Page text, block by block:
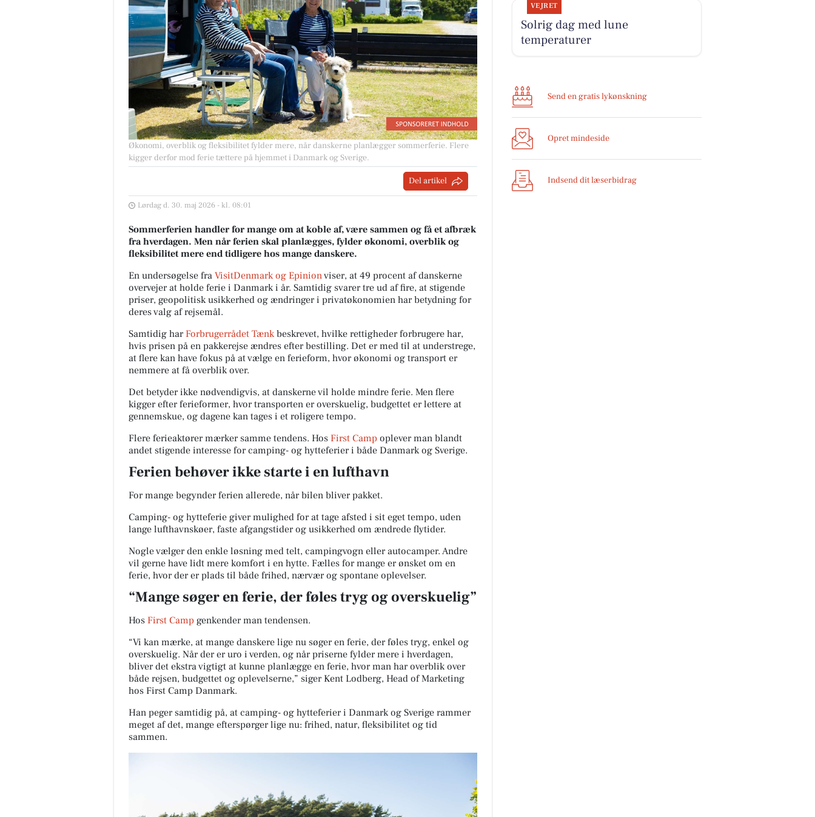
Økonomi, overblik og fleksibilitet fylder mere, når danskerne planlægger sommerferie. Flere
kigger derfor mod ferie tættere på hjemmet i Danmark og Sverige.
Del artikel
Lørdag d. 30. maj 2026 - kl. 08:01
Sommerferien handler for mange om at koble af, være sammen og få et afbræk
fra hverdagen. Men når ferien skal planlægges, fylder økonomi, overblik og
fleksibilitet mere end tidligere hos mange danskere.
En undersøgelse fra VisitDenmark og Epinionviser, at 49 procent af danskerne
overvejer at holde ferie i Danmark i år. Samtidig svarer tre ud af fire, at stigende
priser, geopolitisk usikkerhed og ændringer i privatøkonomien har betydning for
deres valg af rejsemål.
Samtidig har Forbrugerrådet Tænkbeskrevet, hvilke rettigheder forbrugere har,
hvis prisen på en pakkerejse ændres efter bestilling. Det er med til at understrege,
at flere kan have fokus på at vælge en ferieform, hvor økonomi og transport er
nemmere at få overblik over.
Det betyder ikke nødvendigvis, at danskerne vil holde mindre ferie. Men flere
kigger efter ferieformer, hvor transporten er overskuelig, budgettet er lettere at
gennemskue, og dagene kan tages i et roligere tempo.
Flere ferieaktører mærker samme tendens. Hos First Camp oplever man blandt
andet stigende interesse for camping- og hytteferier i både Danmark og Sverige.
Ferien behøver ikke starte i en lufthavn
For mange begynder ferien allerede, når bilen bliver pakket.
Camping- og hytteferie giver mulighed for at tage afsted i sit eget tempo, uden
lange lufthavnskøer, faste afgangstider og usikkerhed om ændrede flytider.
Nogle vælger den enkle løsning med telt, campingvogn eller autocamper. Andre
vil gerne have lidt mere komfort i en hytte. Fælles for mange er ønsket om en
ferie, hvor der er plads til både frihed, nærvær og spontane oplevelser.
“Mange søger en ferie, der føles tryg og overskuelig”
Hos First Camp genkender man tendensen.
“Vi kan mærke, at mange danskere lige nu søger en ferie, der føles tryg, enkel og
overskuelig. Når der er uro i verden, og når priserne fylder mere i hverdagen,
bliver det ekstra vigtigt at kunne planlægge en ferie, hvor man har overblik over
både rejsen, budgettet og oplevelserne,” siger Kent Lodberg, Head of Marketing
hos First Camp Danmark.
Han peger samtidig på, at camping- og hytteferier i Danmark og Sverige rammer
meget af det, mange efterspørger lige nu: frihed, natur, fleksibilitet og tid
sammen.
VEJRET
Solrig dag med lune
temperaturer
Send en gratis lykønskning
Opret mindeside
Indsend dit læserbidrag